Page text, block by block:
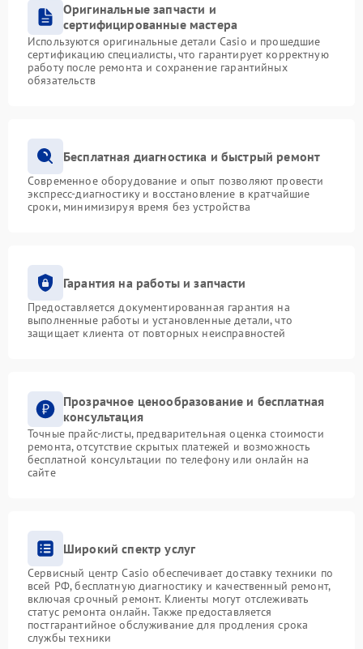
Оригинальные запчасти и
сертифицированные мастера
Используются оригинальные детали Casio и прошедшие
сертификацию специалисты, что гарантирует корректную
работу после ремонта и сохранение гарантийных
обязательств
Бесплатная диагностика и быстрый ремонт
Современное оборудование и опыт позволяют провести
экспресс-диагностику и восстановление в кратчайшие
сроки, минимизируя время без устройства
Гарантия на работы и запчасти
Предоставляется документированная гарантия на
выполненные работы и установленные детали, что
защищает клиента от повторных неисправностей
Прозрачное ценообразование и бесплатная
консультация
Точные прайс-листы, предварительная оценка стоимости
ремонта, отсутствие скрытых платежей и возможность
бесплатной консультации по телефону или онлайн на
сайте
Широкий спектр услуг
Сервисный центр Casio обеспечивает доставку техники по
всей РФ, бесплатную диагностику и качественный ремонт,
включая срочный ремонт. Клиенты могут отслеживать
статус ремонта онлайн. Также предоставляется
постгарантийное обслуживание для продления срока
службы техники